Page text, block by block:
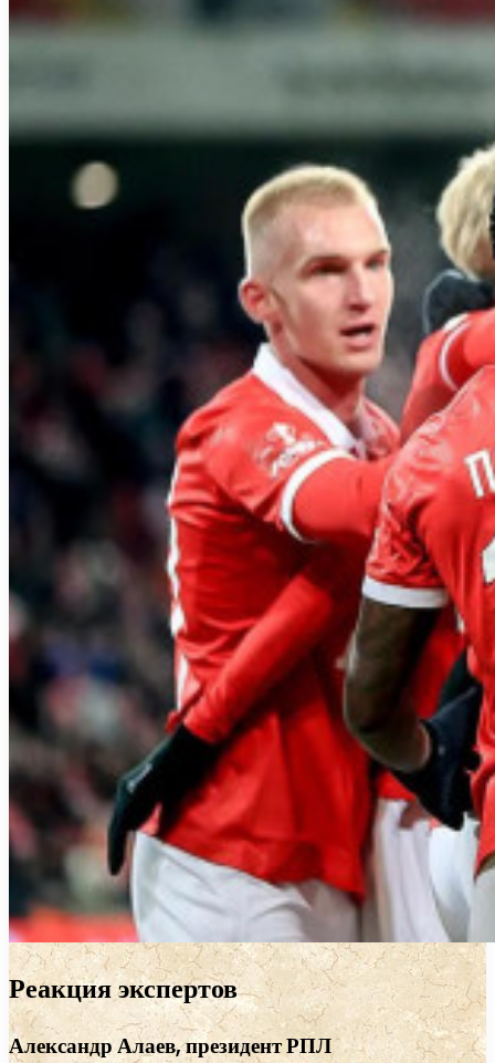
Реакция экспертов
Александр Алаев, президент РПЛ